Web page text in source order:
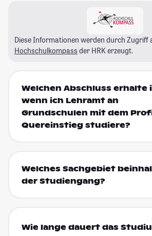
Diese Informationen werden durch Zugriff
Hochschulkompass der HRK erzeugt.
Welchen Abschluss erhalte
wenn ich Lehramt an
Grundschulen mit dem
Quereinstieg studiere?
Welches Sachgebiet
der Studiengang?
Wie lange dauert das